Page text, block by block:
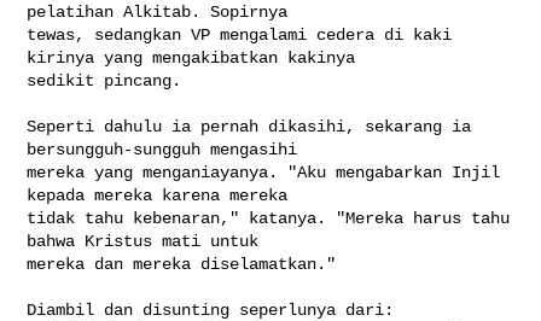
pelatihan Alkitab. Sopirnya
tewas, sedangkan VP mengalami cedera di kaki
kirinya yang mengakibatkan kakinya
sedikit pincang.
Seperti dahulu ia pernah dikasihi, sekarang ia
bersungguh-sungguh mengasihi
mereka yang menganiayanya. "Aku mengabarkan Injil
kepada mereka karena mereka
tidak tahu kebenaran," katanya. "Mereka harus tahu
bahwa Kristus mati untuk
mereka dan mereka diselamatkan."
Diambil dan disunting seperlunya dari: